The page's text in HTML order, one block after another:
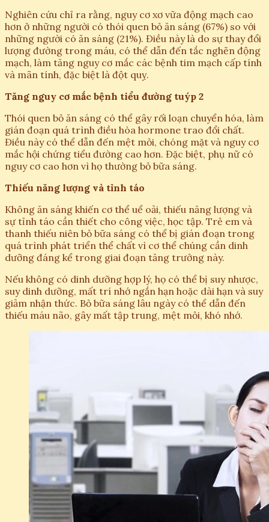
Nghiên cứu chỉ ra rằng, nguy cơ xơ vữa động mạch cao
hơn ở những người có thói quen bỏ ăn sáng (67%) so với
những người có ăn sáng (21%). Điều này là do sự thay đổi
lượng đường trong máu, có thể dẫn đến tắc nghẽn động
mạch, làm tăng nguy cơ mắc các bệnh tim mạch cấp tính
và mãn tính, đặc biệt là đột quỵ.
Tăng nguy cơ mắc bệnh tiểu đường tuýp 2
Thói quen bỏ ăn sáng có thể gây rối loạn chuyển hóa, làm
gián đoạn quá trình điều hòa hormone trao đổi chất.
Điều này có thể dẫn đến mệt mỏi, chóng mặt và nguy cơ
mắc hội chứng tiểu đường cao hơn. Đặc biệt, phụ nữ có
nguy cơ cao hơn vì họ thường bỏ bữa sáng.
Thiếu năng lượng và tỉnh táo
Không ăn sáng khiến cơ thể uể oải, thiếu năng lượng và
sự tỉnh táo cần thiết cho công việc, học tập. Trẻ em và
thanh thiếu niên bỏ bữa sáng có thể bị gián đoạn trong
quá trình phát triển thể chất vì cơ thể chúng cần dinh
dưỡng đáng kể trong giai đoạn tăng trưởng này.
Nếu không có dinh dưỡng hợp lý, họ có thể bị suy nhược,
suy dinh dưỡng, mất trí nhớ ngắn hạn hoặc dài hạn và suy
giảm nhận thức. Bỏ bữa sáng lâu ngày có thể dẫn đến
thiếu máu não, gây mất tập trung, mệt mỏi, khó nhớ.